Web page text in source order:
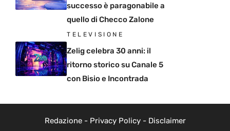
successo è paragonabile a
quello di Checco Zalone
TELEVISIONE
Zelig celebra 30 anni: il
ritorno storico su Canale 5
con Bisio e Incontrada
Redazione- Privacy Policy- Disclaimer